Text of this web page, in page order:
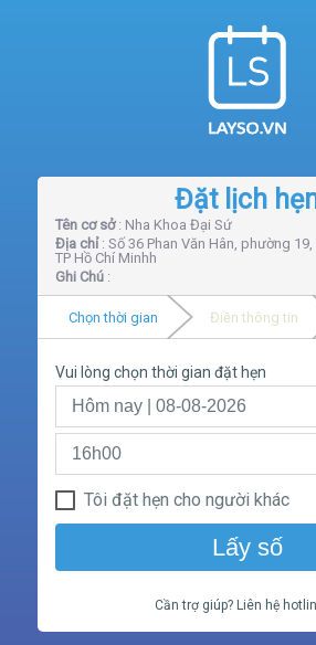
Đặt lịch
Tên cơ sở: Nha Khoa Đại Sứ
Địa chỉ: Số 36 Phan Văn Hân, phường 19,
TP Hồ Chí Minhh
Ghi Chú:
Chọn thời gian Điền thông tin
Vui lòng chọn thời gian đặt hẹn
Tôi đặt hẹn cho người khác
Lấy số
Cần trợ giúp? Liên hệ